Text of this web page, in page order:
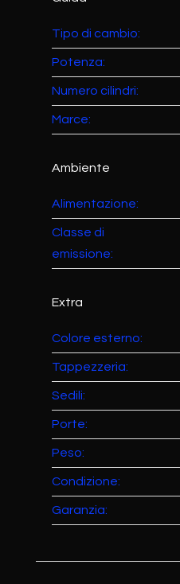
Tipo di cambio:
Potenza:
Numero cilindri:
Marce:
Ambiente
Alimentazione:
Classe di
emissione:
Extra
Colore esterno:
Tappezzeria:
Sedili:
Porte:
Peso:
Condizione:
Garanzia: